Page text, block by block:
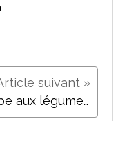
Minestrone - Soupe aux légumes italienne